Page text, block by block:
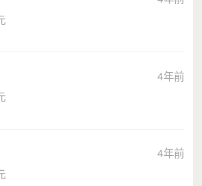
是一呼即应的应急值守。
职责。
4年前
4年前